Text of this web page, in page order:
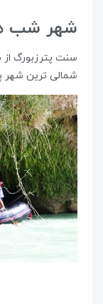
شهر شب
سنت پترزبورگ از
شمالی ترین